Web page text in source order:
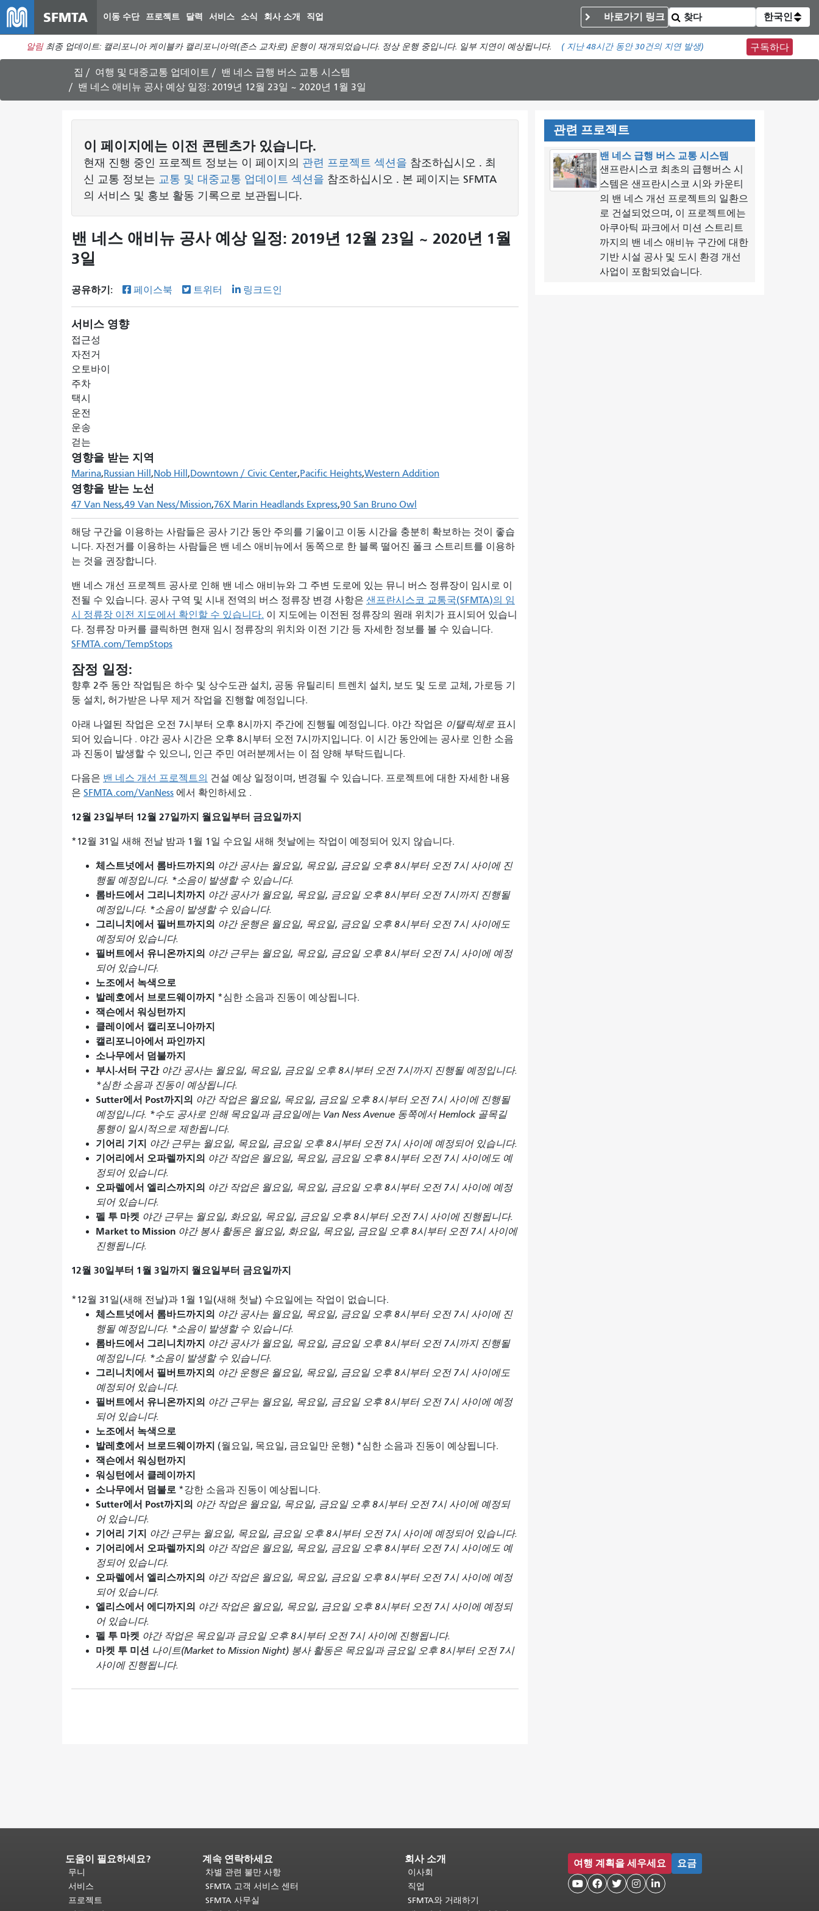
컨
텐
SFMTA 이동 수단 프로젝트 달력 서비스 소식 회사 소개 직업 바로가기 링크 한국인
알림 최종 업데이트: 캘리포니아 케이블카 캘리포니아역(존스 교차로) 운행이 재개되었습니다. 정상 운행 중입니다. 일부 지연이 예상됩니다. ( 지난 48시간 동안30건의 지연 발생) 구독하다
집 여행 및 대중교통 업데이트
밴 네스 급행 버스 교통 시스템
밴 네스 애비뉴 공사 예상 일정: 2019년 12월 23일 ~ 2020년 1월 3일
이 페이지에는 이전 콘텐츠가 있습니다.
현재 진행 중인 프로젝트 정보는 이 페이지의 관련 프로젝트 섹션을 참조하십시오 . 최
신 교통 정보는 교통 및 대중교통 업데이트 섹션을 참조하십시오 . 본 페이지는 SFMTA
의 서비스 및 홍보 활동 기록으로 보관됩니다.
밴 네스 애비뉴 공사 예상 일정: 2019년 12월 23일 ~ 2020년 1월
3일
공유하기: 페이스북 트위터 링크드인
서비스 영향
접근성
자전거
오토바이
주차
택시
운전
운송
걷는
영향을 받는 지역
Marina Russian Hill Nob Hill Downtown / Civic Center Pacific Heights Western Addition
영향을 받는 노선
47 Van Ness 49 Van Ness/Mission 76X Marin Headlands Express 90 San Bruno Owl
해당 구간을 이용하는 사람들은 공사 기간 동안 주의를 기울이고 이동 시간을 충분히 확보하는 것이 좋습
니다. 자전거를 이용하는 사람들은 밴 네스 애비뉴에서 동쪽으로 한 블록 떨어진 폴크 스트리트를 이용하
는 것을 권장합니다.
밴 네스 개선 프로젝트 공사로 인해 밴 네스 애비뉴와 그 주변 도로에 있는 뮤니 버스 정류장이 임시로 이
전될 수 있습니다. 공사 구역 및 시내 전역의 버스 정류장 변경 사항은 샌프란시스코 교통국(SFMTA)의 임
시 정류장 이전 지도에서 확인할 수 있습니다. 이 지도에는 이전된 정류장의 원래 위치가 표시되어 있습니
다. 정류장 마커를 클릭하면 현재 임시 정류장의 위치와 이전 기간 등 자세한 정보를 볼 수 있습니다.
SFMTA.com/TempStops
잠정 일정:
향후 2주 동안 작업팀은 하수 및 상수도관 설치, 공동 유틸리티 트렌치 설치, 보도 및 도로 교체, 가로등 기
둥 설치, 허가받은 나무 제거 작업을 진행할 예정입니다.
아래 나열된 작업은 오전 7시부터 오후 8시까지 주간에 진행될 예정입니다. 야간 작업은 이탤릭체로 표시
되어 있습니다 . 야간 공사 시간은 오후 8시부터 오전 7시까지입니다. 이 시간 동안에는 공사로 인한 소음
과 진동이 발생할 수 있으니, 인근 주민 여러분께서는 이 점 양해 부탁드립니다.
다음은 밴 네스 개선 프로젝트의 건설 예상 일정이며, 변경될 수 있습니다. 프로젝트에 대한 자세한 내용
은 SFMTA.com/VanNess 에서 확인하세요 .
12월 23일부터 12월 27일까지 월요일부터 금요일까지
*12월 31일 새해 전날 밤과 1월 1일 수요일 새해 첫날에는 작업이 예정되어 있지 않습니다.
체스트넛에서 롬바드까지의 야간 공사는 월요일, 목요일, 금요일 오후 8시부터 오전 7시 사이에 진
행될 예정입니다. *소음이 발생할 수 있습니다.
롬바드에서 그리니치까지 야간 공사가 월요일, 목요일, 금요일 오후 8시부터 오전 7시까지 진행될
예정입니다. *소음이 발생할 수 있습니다.
그리니치에서 필버트까지의 야간 운행은 월요일, 목요일, 금요일 오후 8시부터 오전 7시 사이에도
예정되어 있습니다.
필버트에서 유니온까지의 야간 근무는 월요일, 목요일, 금요일 오후 8시부터 오전 7시 사이에 예정
되어 있습니다.
노조에서 녹색으로
발레호에서 브로드웨이까지 *심한 소음과 진동이 예상됩니다.
잭슨에서 워싱턴까지
클레이에서 캘리포니아까지
캘리포니아에서 파인까지
소나무에서 덤불까지
부시-서터 구간 야간 공사는 월요일, 목요일, 금요일 오후 8시부터 오전 7시까지 진행될 예정입니다.
*심한 소음과 진동이 예상됩니다.
Sutter에서 Post까지의 야간 작업은 월요일, 목요일, 금요일 오후 8시부터 오전 7시 사이에 진행될
예정입니다. *수도 공사로 인해 목요일과 금요일에는 Van Ness Avenue 동쪽에서 Hemlock 골목길
통행이 일시적으로 제한됩니다.
기어리 기지 야간 근무는 월요일, 목요일, 금요일 오후 8시부터 오전 7시 사이에 예정되어 있습니다.
기어리에서 오파렐까지의 야간 작업은 월요일, 목요일, 금요일 오후 8시부터 오전 7시 사이에도 예
정되어 있습니다.
오파렐에서 엘리스까지의 야간 작업은 월요일, 목요일, 금요일 오후 8시부터 오전 7시 사이에 예정
되어 있습니다.
펠 투 마켓 야간 근무는 월요일, 화요일, 목요일, 금요일 오후 8시부터 오전 7시 사이에 진행됩니다.
Market to Mission 야간 봉사 활동은 월요일, 화요일, 목요일, 금요일 오후 8시부터 오전 7시 사이에
진행됩니다.
12월 30일부터 1월 3일까지 월요일부터 금요일까지
*12월 31일(새해 전날)과 1월 1일(새해 첫날) 수요일에는 작업이 없습니다.
체스트넛에서 롬바드까지의 야간 공사는 월요일, 목요일, 금요일 오후 8시부터 오전 7시 사이에 진
행될 예정입니다. *소음이 발생할 수 있습니다.
롬바드에서 그리니치까지 야간 공사가 월요일, 목요일, 금요일 오후 8시부터 오전 7시까지 진행될
예정입니다. *소음이 발생할 수 있습니다.
그리니치에서 필버트까지의 야간 운행은 월요일, 목요일, 금요일 오후 8시부터 오전 7시 사이에도
예정되어 있습니다.
필버트에서 유니온까지의 야간 근무는 월요일, 목요일, 금요일 오후 8시부터 오전 7시 사이에 예정
되어 있습니다.
노조에서 녹색으로
발레호에서 브로드웨이까지 (월요일, 목요일, 금요일만 운행) *심한 소음과 진동이 예상됩니다.
잭슨에서 워싱턴까지
워싱턴에서 클레이까지
소나무에서 덤불로 *강한 소음과 진동이 예상됩니다.
Sutter에서 Post까지의 야간 작업은 월요일, 목요일, 금요일 오후 8시부터 오전 7시 사이에 예정되
어 있습니다.
기어리 기지 야간 근무는 월요일, 목요일, 금요일 오후 8시부터 오전 7시 사이에 예정되어 있습니다.
기어리에서 오파렐까지의 야간 작업은 월요일, 목요일, 금요일 오후 8시부터 오전 7시 사이에도 예
정되어 있습니다.
오파렐에서 엘리스까지의 야간 작업은 월요일, 목요일, 금요일 오후 8시부터 오전 7시 사이에 예정
되어 있습니다.
엘리스에서 에디까지의 야간 작업은 월요일, 목요일, 금요일 오후 8시부터 오전 7시 사이에 예정되
어 있습니다.
펠 투 마켓 야간 작업은 목요일과 금요일 오후 8시부터 오전 7시 사이에 진행됩니다.
마켓 투 미션 나이트(Market to Mission Night) 봉사 활동은 목요일과 금요일 오후 8시부터 오전 7시
사이에 진행됩니다.
관련 프로젝트
밴 네스 급행 버스 교통 시스템
샌프란시스코 최초의 급행버스 시
스템은 샌프란시스코 시와 카운티
의 밴 네스 개선 프로젝트의 일환으
로 건설되었으며, 이 프로젝트에는
아쿠아틱 파크에서 미션 스트리트
까지의 밴 네스 애비뉴 구간에 대한
기반 시설 공사 및 도시 환경 개선
사업이 포함되었습니다.
페
이
지
내
도움이 필요하세요?
무니
서비스
프로젝트
계속 연락하세요
차별 관련 불만 사항
SFMTA 고객 서비스 센터
SFMTA 사무실
회사 소개
이사회
직업
SFMTA와 거래하기
여행 계획을 세우세요 요금
    